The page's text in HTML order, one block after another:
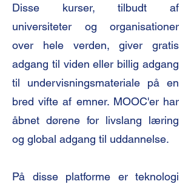
Disse kurser, tilbudt af
universiteter og organisationer
over hele verden, giver gratis
adgang til viden eller billig adgang
til undervisningsmateriale på en
bred vifte af emner. MOOC'er har
åbnet dørene for livslang læring
og global adgang til uddannelse.
På disse platforme er teknologi